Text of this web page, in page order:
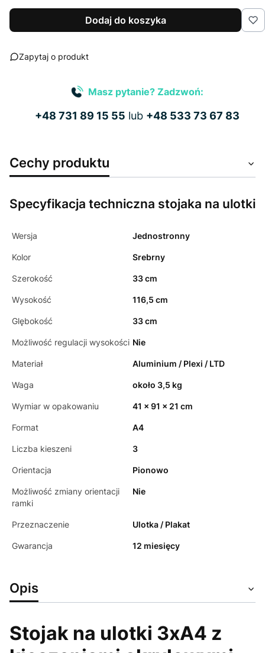
Dodaj do koszyka
Zapytaj o produkt
Masz pytanie? Zadzwoń:
+48 731 89 15 55 lub +48 533 73 67 83
Cechy produktu
Specyfikacja techniczna stojaka na ulotki
Wersja Jednostronny
Kolor Srebrny
Szerokość 33 cm
Wysokość 116,5 cm
Glębokość 33 cm
Możliwość regulacji wysokości Nie
Materiał Aluminium / Plexi / LTD
Waga około 3,5 kg
Wymiar w opakowaniu 41 x 91 x 21 cm
Format A4
Liczba kieszeni 3
Orientacja Pionowo
Możliwość zmiany orientacji
ramki
Nie
Przeznaczenie Ulotka / Plakat
Gwarancja 12 miesięcy
Opis
Stojak na ulotki 3xA4 z